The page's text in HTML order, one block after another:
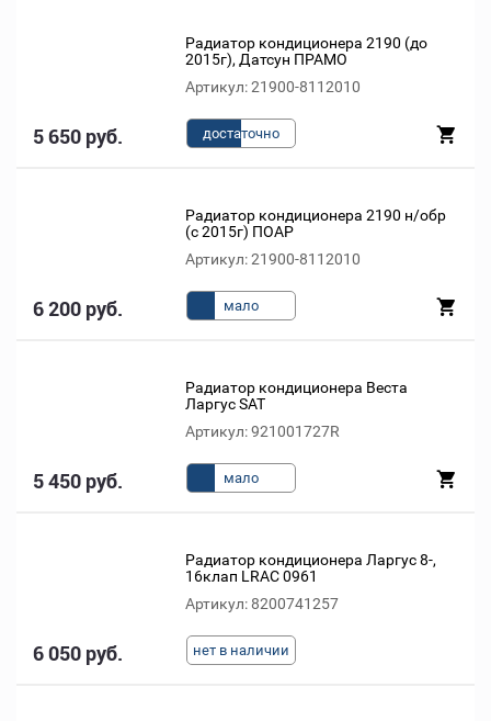
Радиатор кондиционера 2190 (до
2015г), Датсун ПРАМО
Артикул: 21900-8112010
5 650 руб. достаточно
Радиатор кондиционера 2190 н/обр
(с 2015г) ПОАР
Артикул: 21900-8112010
6 200 руб. мало
Радиатор кондиционера Веста
Ларгус SAT
Артикул: 921001727R
5 450 руб. мало
Радиатор кондиционера Ларгус 8-,
16клап LRAC 0961
Артикул: 8200741257
6 050 руб. нет в наличии